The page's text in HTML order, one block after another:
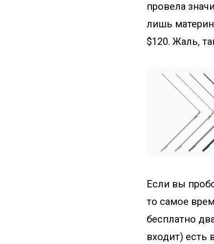
провела
лишь
$120. Жаль,
Если вы
то самое
бесплатно
входит) есть